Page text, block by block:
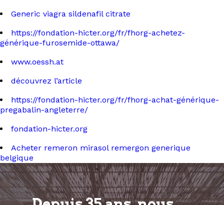
Generic viagra sildenafil citrate
https://fondation-hicter.org/fr/fhorg-achetez-
générique-furosemide-ottawa/
www.oessh.at
découvrez l’article
https://fondation-hicter.org/fr/fhorg-achat-générique-
pregabalin-angleterre/
fondation-hicter.org
Acheter remeron mirasol remergon generique
belgique